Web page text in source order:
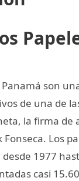
son
de una de
la firma de
Los
1977
casi